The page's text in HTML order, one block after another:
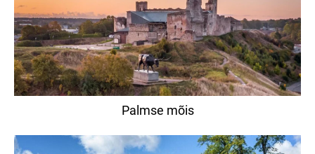
Palmse mõis